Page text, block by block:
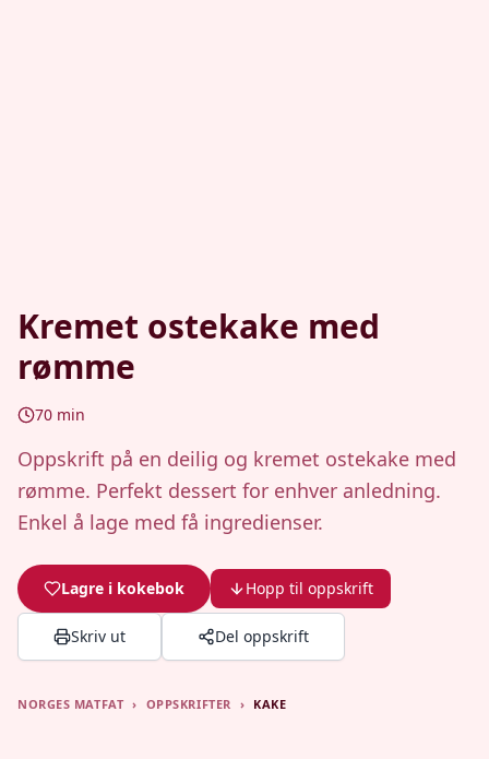
Kremet ostekake med
rømme
70 min
Oppskrift på en deilig og kremet ostekake med
rømme. Perfekt dessert for enhver anledning.
Enkel å lage med få ingredienser.
Lagre i kokebok Hopp til oppskrift
Skriv ut Del oppskrift
NORGES MATFAT › OPPSKRIFTER › KAKE